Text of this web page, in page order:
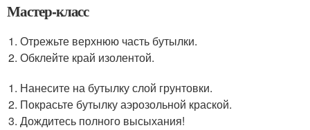
Мастер-класс
Отрежьте верхнюю часть бутылки.
Обклейте край изолентой.
Нанесите на бутылку слой грунтовки.
Покрасьте бутылку аэрозольной краской.
Дождитесь полного высыхания!